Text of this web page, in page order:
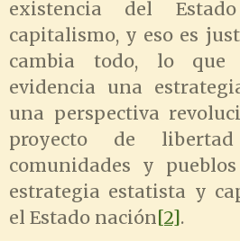
existencia del
capitalismo, y eso es
cambia todo, lo
evidencia una
una perspectiva
proyecto de
comunidades y
estrategia estatista y
el Estado nación[2].